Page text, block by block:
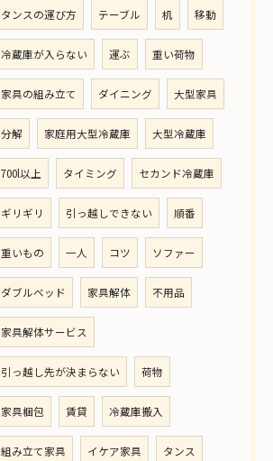
タンスの運び方 テーブル 机 移動
冷蔵庫が入らない 運ぶ 重い荷物
家具の組み立て ダイニング 大型家具
分解 家庭用大型冷蔵庫 大型冷蔵庫
700l以上 タイミング セカンド冷蔵庫
ギリギリ 引っ越しできない 順番
重いもの 一人 コツ ソファー
ダブルベッド 家具解体 不用品
家具解体サービス
引っ越し先が決まらない 荷物
家具梱包 賃貸 冷蔵庫搬入
組み立て家具 イケア家具 タンス